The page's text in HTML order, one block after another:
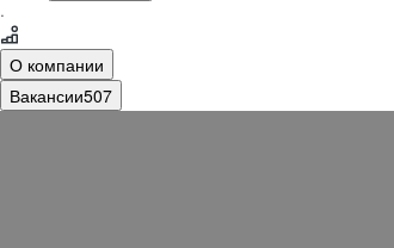
·
О компании
Вакансии507